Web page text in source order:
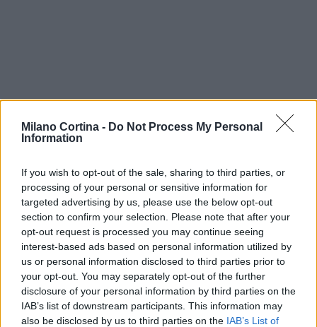
Milano Cortina - Do Not Process My Personal
Information
If you wish to opt-out of the sale, sharing to third parties, or
processing of your personal or sensitive information for
targeted advertising by us, please use the below opt-out
section to confirm your selection. Please note that after your
opt-out request is processed you may continue seeing
interest-based ads based on personal information utilized by
us or personal information disclosed to third parties prior to
your opt-out. You may separately opt-out of the further
disclosure of your personal information by third parties on the
IAB’s list of downstream participants. This information may
also be disclosed by us to third parties on the IAB’s List of
Continua a leggere
NEWS